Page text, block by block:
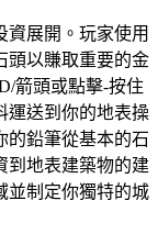
資展開。玩家使用
頭以賺取重要的金
箭頭或點擊-按住
運送到你的地表操
的鉛筆從基本的石
到地表建築物的建
並制定你獨特的城